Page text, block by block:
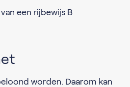
een rijbewijs B
worden. Daarom kan